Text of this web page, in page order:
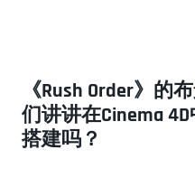
《Rush Order》的
们讲讲在Cinema
搭建吗？